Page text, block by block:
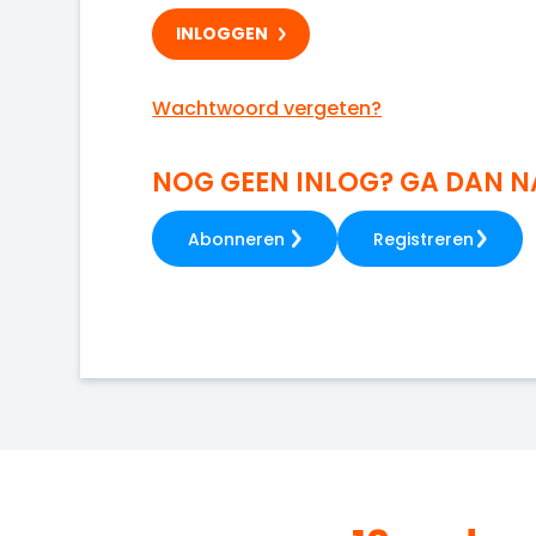
Wachtwoord vergeten?
NOG GEEN INLOG? GA DAN
Abonneren Registreren